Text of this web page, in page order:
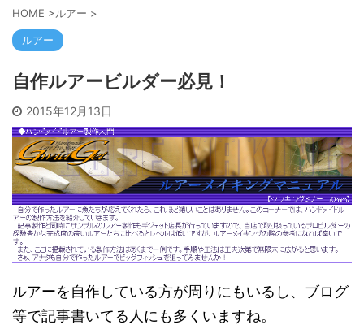
HOME >ルアー >
ルアー
自作ルアービルダー必見！
2015年12月13日
ルアーを自作している方が周りにもいるし、ブログ
等で記事書いてる人にも多くいますね。